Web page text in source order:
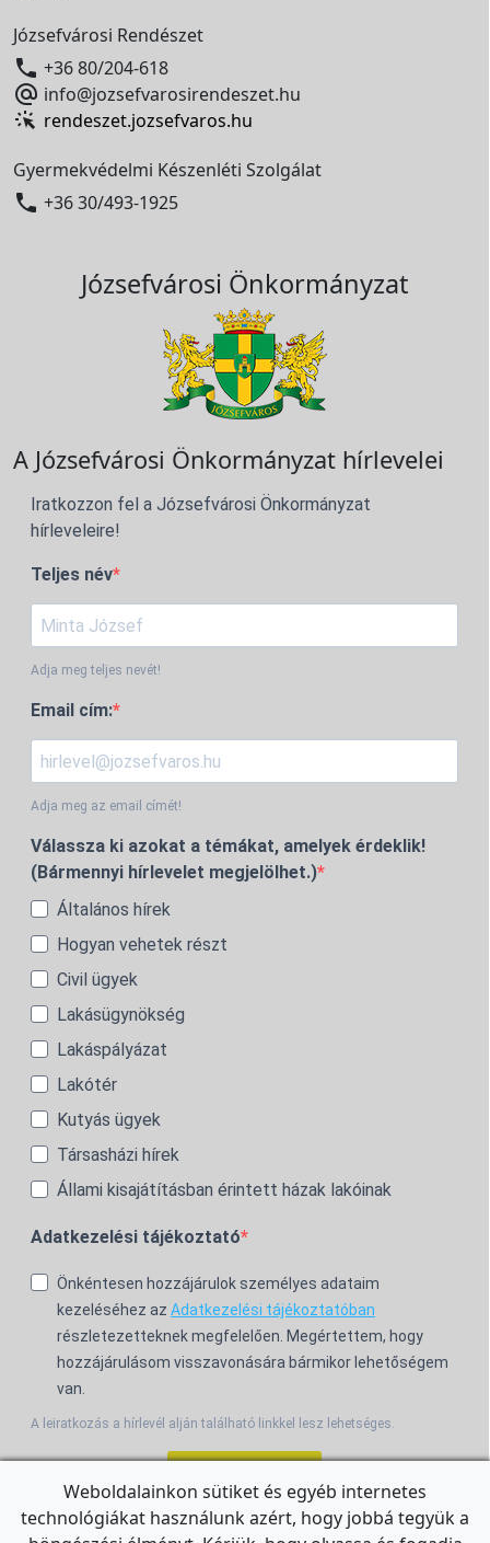
Józsefvárosi Rendészet
 +36 80/204-618
 info@jozsefvarosirendeszet.hu
rendeszet.jozsefvaros.hu
Gyermekvédelmi Készenléti Szolgálat
 +36 30/493-1925
Józsefvárosi Önkormányzat
A Józsefvárosi Önkormányzat hírlevelei
Iratkozzon fel a Józsefvárosi Önkormányzat
hírleveleire!
Teljes név
Adja meg teljes nevét!
Email cím:
Adja meg az email címét!
Válassza ki azokat a témákat, amelyek érdeklik!
(Bármennyi hírlevelet megjelölhet.)
Általános hírek
Hogyan vehetek részt
Civil ügyek
Lakásügynökség
Lakáspályázat
Lakótér
Kutyás ügyek
Társasházi hírek
Állami kisajátításban érintett házak lakóinak
Adatkezelési tájékoztató
Önkéntesen hozzájárulok személyes adataim
kezeléséhez az Adatkezelési tájékoztatóban
részletezetteknek megfelelően. Megértettem, hogy
hozzájárulásom visszavonására bármikor lehetőségem
van.
A leiratkozás a hírlevél alján található linkkel lesz lehetséges.
For the English Newsletter, clickHERE.
Weboldalainkon sütiket és egyéb internetes
technológiákat használunk azért, hogy jobbá tegyük a